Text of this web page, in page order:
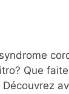
Que